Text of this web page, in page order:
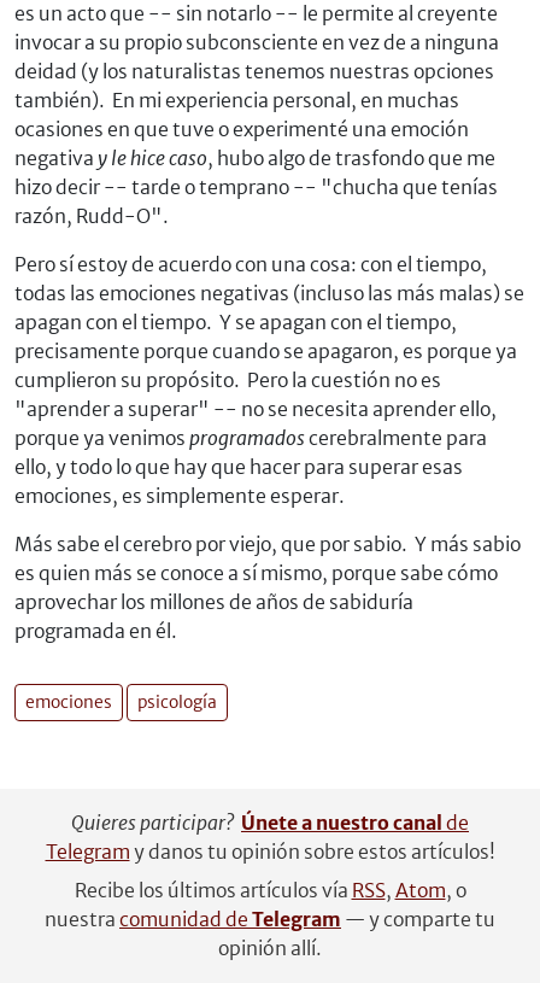
es un acto que -- sin notarlo -- le permite al creyente
invocar a su propio subconsciente en vez de a ninguna
deidad (y los naturalistas tenemos nuestras opciones
también). En mi experiencia personal, en muchas
ocasiones en que tuve o experimenté una emoción
negativa y le hice caso, hubo algo de trasfondo que me
hizo decir -- tarde o temprano -- "chucha que tenías
razón, Rudd-O".
Pero sí estoy de acuerdo con una cosa: con el tiempo,
todas las emociones negativas (incluso las más malas) se
apagan con el tiempo. Y se apagan con el tiempo,
precisamente porque cuando se apagaron, es porque ya
cumplieron su propósito. Pero la cuestión no es
"aprender a superar" -- no se necesita aprender ello,
porque ya venimos programadoscerebralmente para
ello, y todo lo que hay que hacer para superar esas
emociones, es simplemente esperar.
Más sabe el cerebro por viejo, que por sabio. Y más sabio
es quien más se conoce a sí mismo, porque sabe cómo
aprovechar los millones de años de sabiduría
programada en él.
emociones psicología
Quieres participar? Únete a nuestro canal de
Telegram y danos tu opinión sobre estos artículos!
Recibe los últimos artículos vía RSS, Atom, o
nuestra comunidad de Telegram — y comparte tu
opinión allí.